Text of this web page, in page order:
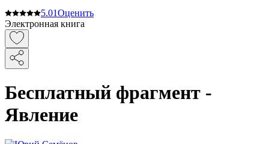
5.01Оценить
Электронная книга
Бесплатный фрагмент -
Явление